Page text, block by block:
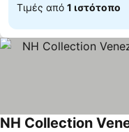
Τιμές από 1 ιστότοπο